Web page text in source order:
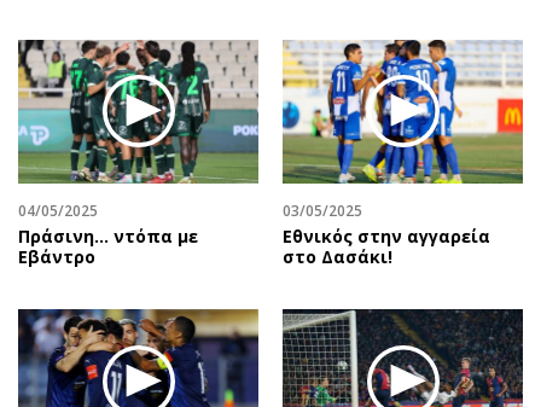
04/05/2025
Πράσινη... ντόπα με
Εβάντρο
03/05/2025
Εθνικός στην αγγαρεία
στο Δασάκι!